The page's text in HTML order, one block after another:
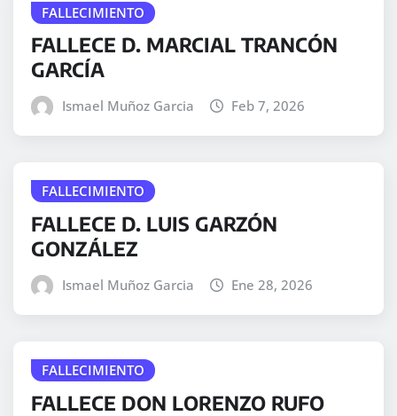
FALLECIMIENTO
FALLECE D. MARCIAL TRANCÓN
GARCÍA
Ismael Muñoz Garcia Feb 7, 2026
FALLECIMIENTO
FALLECE D. LUIS GARZÓN
GONZÁLEZ
Ismael Muñoz Garcia Ene 28, 2026
FALLECIMIENTO
FALLECE DON LORENZO RUFO